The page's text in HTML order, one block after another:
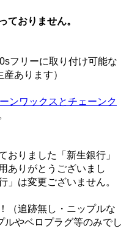
ておりません。
フリーに取り付け可能な
あります）
ンワックスとチェーンク
おりました「新生銀行」
ありがとうございまし
」は変更ございません。
（追跡無し・ニップルな
ルやベロプラグ等のみでし